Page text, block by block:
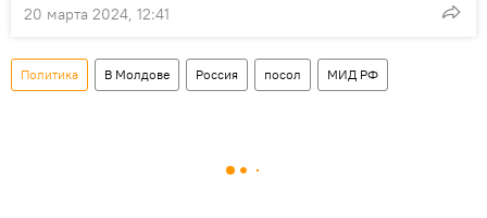
20 марта 2024, 12:41
Политика В Молдове Россия посол МИД РФ